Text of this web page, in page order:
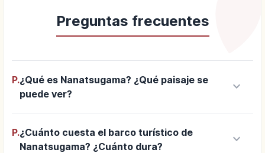
Preguntas frecuentes
P.¿Qué es Nanatsugama? ¿Qué paisaje se
puede ver?
keyboard_arrow_down
P.¿Cuánto cuesta el barco turístico de
Nanatsugama? ¿Cuánto dura?
keyboard_arrow_down